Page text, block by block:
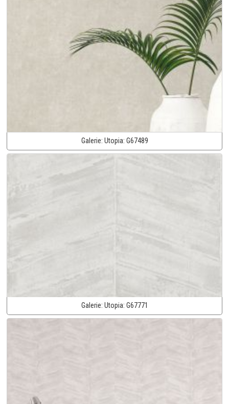
Galerie: Utopia: G67489
Galerie: Utopia: G67771